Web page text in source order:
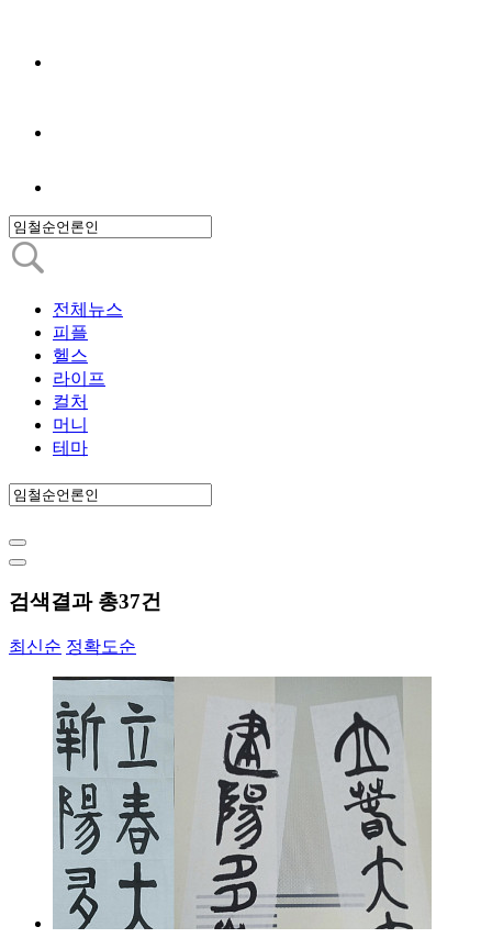
전체뉴스
피플
헬스
라이프
컬처
머니
테마
검색결과 총37건
최신순 정확도순